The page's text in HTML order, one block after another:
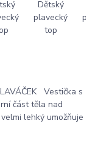
Vestička s
část těla nad
lehký umožňuje